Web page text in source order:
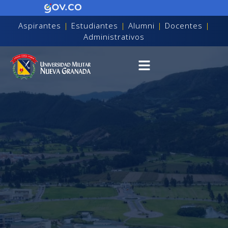
Aspirantes | Estudiantes | Alumni | Docentes |
Administrativos
discapacidad visual